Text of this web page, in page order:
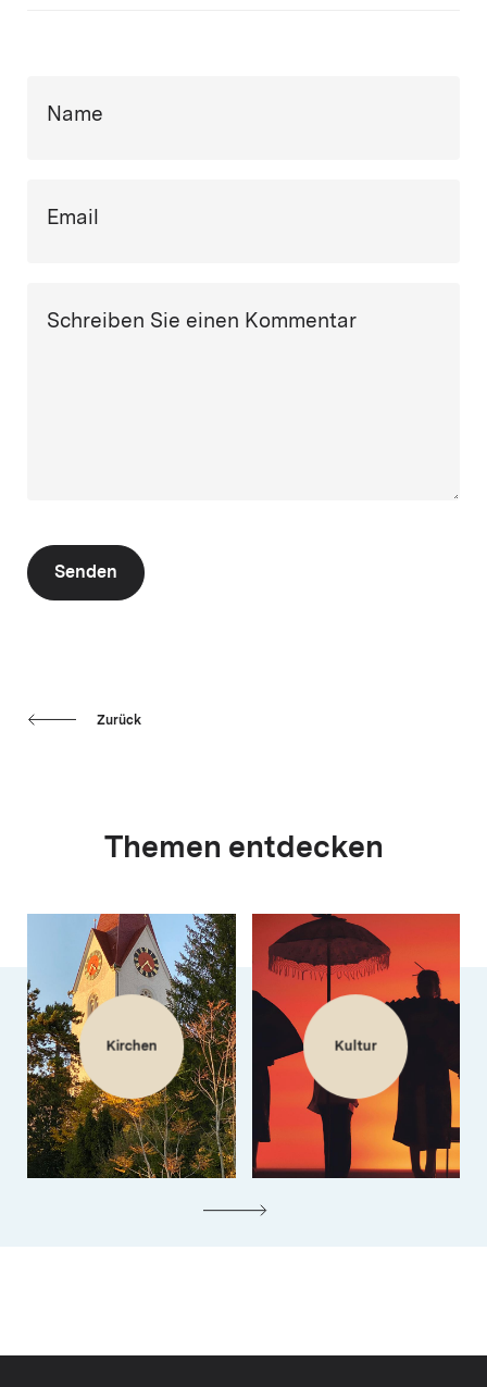
Name
Email
Schreiben Sie einen Kommentar
Senden
Zurück
Themen entdecken
Kirchen Kultur